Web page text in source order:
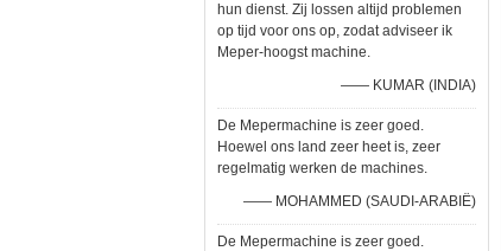
hun dienst. Zij lossen altijd problemen
op tijd voor ons op, zodat adviseer ik
Meper-hoogst machine.
—— KUMAR (INDIA)
De Mepermachine is zeer goed.
Hoewel ons land zeer heet is, zeer
regelmatig werken de machines.
—— MOHAMMED (SAUDI-ARABIË)
De Mepermachine is zeer goed.